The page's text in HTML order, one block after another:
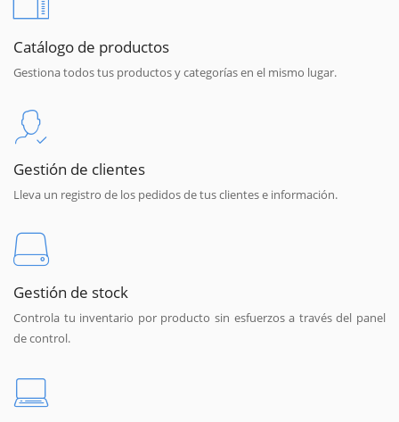
Catálogo de productos
Gestiona todos tus productos y categorías en el mismo lugar.
Gestión de clientes
Lleva un registro de los pedidos de tus clientes e información.
Gestión de stock
Controla tu inventario por producto sin esfuerzos a través del panel
de control.